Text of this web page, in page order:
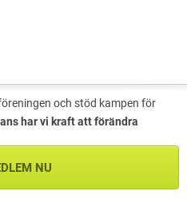
och stöd kampen för
har vi kraft att förändra
NU